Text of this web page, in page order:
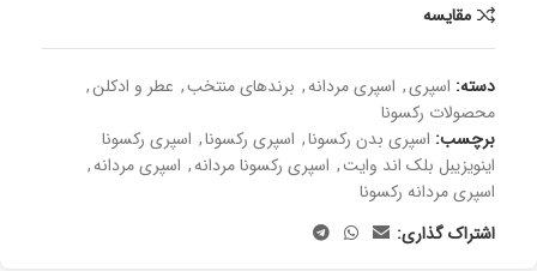
مقايسه
دسته: اسپری, اسپری مردانه, برندهای منتخب, عطر و ادکلن,
محصولات رکسونا
برچسب: اسپری بدن رکسونا, اسپری رکسونا, اسپری رکسونا
اینویزیبل بلک اند وایت, اسپری رکسونا مردانه, اسپری مردانه,
اسپری مردانه رکسونا
اشتراک گذاری: